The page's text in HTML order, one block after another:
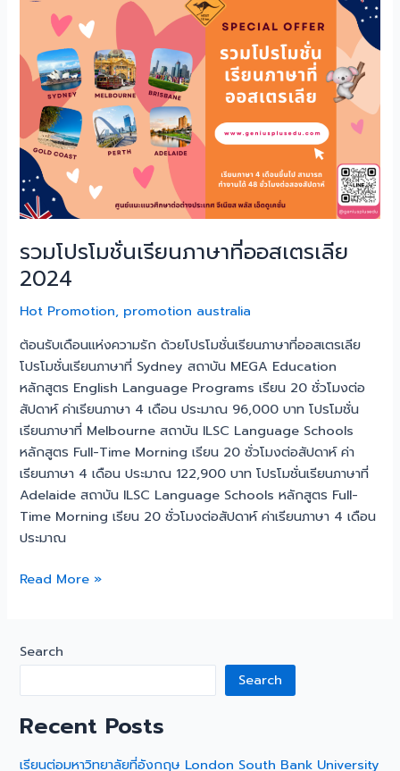
รวมโปรโมชั่นเรียนภาษาที่ออสเตรเลีย
2024
Hot Promotion, promotion australia
ต้อนรับเดือนแห่งความรัก ด้วยโปรโมชั่นเรียนภาษาที่ออสเตรเลีย
โปรโมชั่นเรียนภาษาที่ Sydney สถาบัน MEGA Education
หลักสูตร English Language Programs เรียน 20 ชั่วโมงต่อ
สัปดาห์ ค่าเรียนภาษา 4 เดือน ประมาณ 96,000 บาท โปรโมชั่น
เรียนภาษาที่ Melbourne สถาบัน ILSC Language Schools
หลักสูตร Full-Time Morning เรียน 20 ชั่วโมงต่อสัปดาห์ ค่า
เรียนภาษา 4 เดือน ประมาณ 122,900 บาท โปรโมชั่นเรียนภาษาที่
Adelaide สถาบัน ILSC Language Schools หลักสูตร Full-
Time Morning เรียน 20 ชั่วโมงต่อสัปดาห์ ค่าเรียนภาษา 4 เดือน
ประมาณ
ชั่น
เรียน
ภาษา
ออสเตรเลีย
2024
Read More »
Search
Search
Recent Posts
เรียนต่อมหาวิทยาลัยที่อังกฤษ London South Bank University